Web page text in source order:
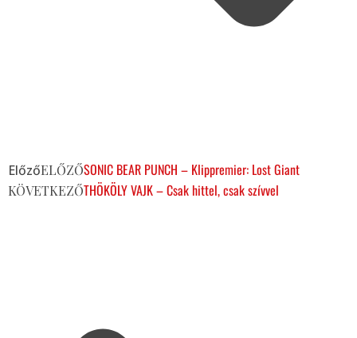
ElőzőELŐZŐSONIC BEAR PUNCH – Klippremier: Lost Giant
KÖVETKEZŐTHÖKÖLY VAJK – Csak hittel, csak szívvel